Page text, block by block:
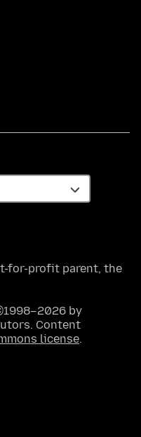
for-profit parent, the
by
Content
license.